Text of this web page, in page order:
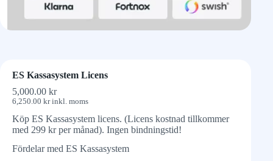
ES Kassasystem Licens
5,000.00 kr
6,250.00 krinkl. moms
Köp ES Kassasystem licens. (Licens kostnad tillkommer
med 299 kr per månad). Ingen bindningstid!
Fördelar med ES Kassasystem